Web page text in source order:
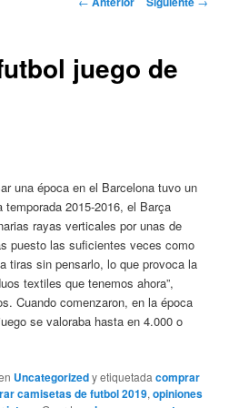
juego de
una época en el Barcelona tuvo un
2015-2016, el Barça
rayas verticales por unas de
puesto las suficientes veces como
tiras sin pensarlo, lo que provoca la
textiles que tenemos ahora”,
Cuando comenzaron, en la época
se valoraba hasta en 4.000 o
Uncategorizedy etiquetadacomprar
camisetas de futbol 2019,opiniones